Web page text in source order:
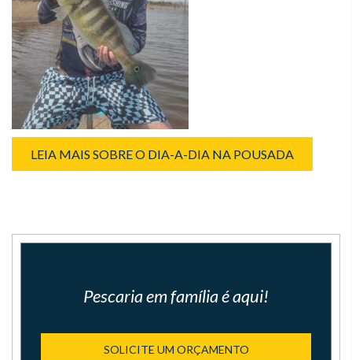
LEIA MAIS SOBRE O DIA-A-DIA NA POUSADA
Pescaria em família é aqui!
SOLICITE UM ORÇAMENTO